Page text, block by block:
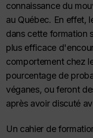
connaissance du
au Québec. En effet,
dans cette formation
plus efficace
comportement chez
pourcentage de
véganes, ou feront
après avoir discuté
Un cahier de